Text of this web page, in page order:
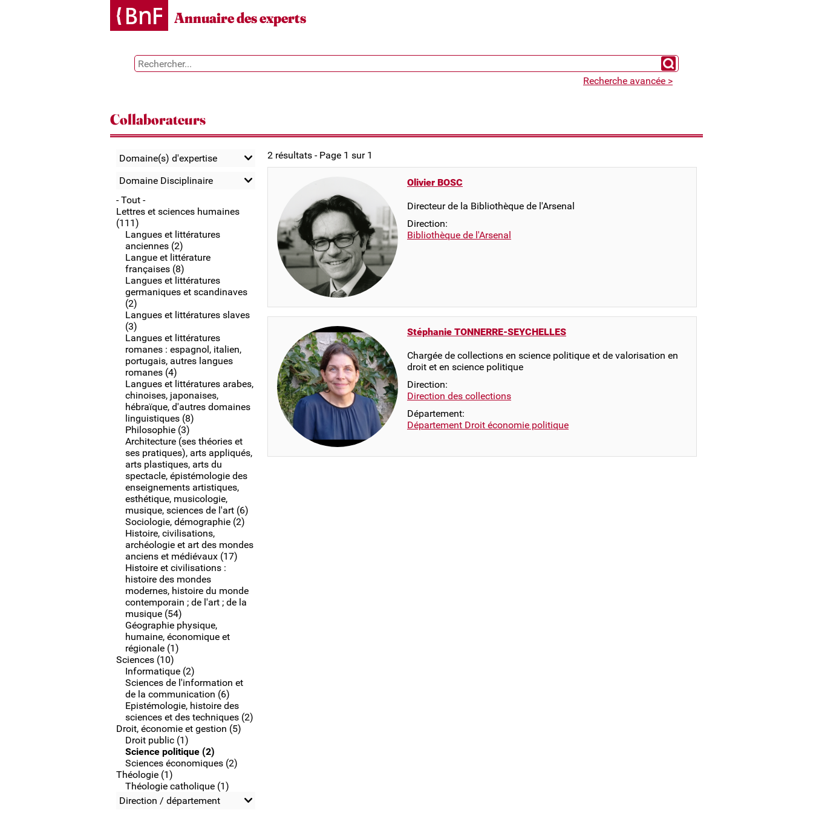
Annuaire des experts
Chercher un expert
Recherche avancée >
Collaborateurs
Domaine(s) d'expertise
Domaine Disciplinaire
- Tout -
Lettres et sciences humaines
(111)
Langues et littératures
anciennes (2)
Langue et littérature
françaises (8)
Langues et littératures
germaniques et scandinaves
(2)
Langues et littératures slaves
(3)
Langues et littératures
romanes : espagnol, italien,
portugais, autres langues
romanes (4)
Langues et littératures arabes,
chinoises, japonaises,
hébraïque, d'autres domaines
linguistiques (8)
Philosophie (3)
Architecture (ses théories et
ses pratiques), arts appliqués,
arts plastiques, arts du
spectacle, épistémologie des
enseignements artistiques,
esthétique, musicologie,
musique, sciences de l'art (6)
Sociologie, démographie (2)
Histoire, civilisations,
archéologie et art des mondes
anciens et médiévaux (17)
Histoire et civilisations :
histoire des mondes
modernes, histoire du monde
contemporain ; de l'art ; de la
musique (54)
Géographie physique,
humaine, économique et
régionale (1)
Sciences (10)
Informatique (2)
Sciences de l'information et
de la communication (6)
Epistémologie, histoire des
sciences et des techniques (2)
Droit, économie et gestion (5)
Droit public (1)
Science politique (2)
Sciences économiques (2)
Théologie (1)
Théologie catholique (1)
Direction / département
2 résultats - Page 1 sur 1
Olivier BOSC
Directeur de la Bibliothèque de l'Arsenal
Direction:
Bibliothèque de l'Arsenal
Stéphanie TONNERRE-SEYCHELLES
Chargée de collections en science politique et de valorisation en
droit et en science politique
Direction:
Direction des collections
Département:
Département Droit économie politique